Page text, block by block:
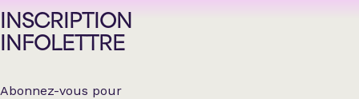
INSCRIPTION
INFOLETTRE
Abonnez-vous pour